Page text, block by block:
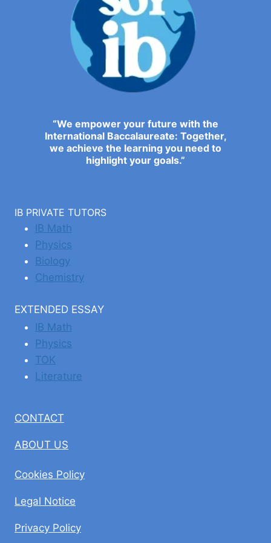
“We empower your future with the
International Baccalaureate: Together,
we achieve the learning you need to
highlight your goals.”
IB PRIVATE TUTORS
IB Math
Physics
Biology
Chemistry
EXTENDED ESSAY
IB Math
Physics
TOK
Literature
CONTACT
ABOUT US
Cookies Policy
Legal Notice
Privacy Policy